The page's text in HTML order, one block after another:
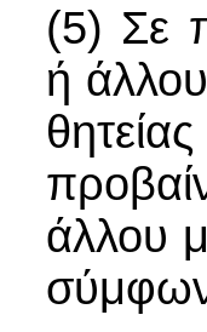
(5) Σε
ή
άλλου